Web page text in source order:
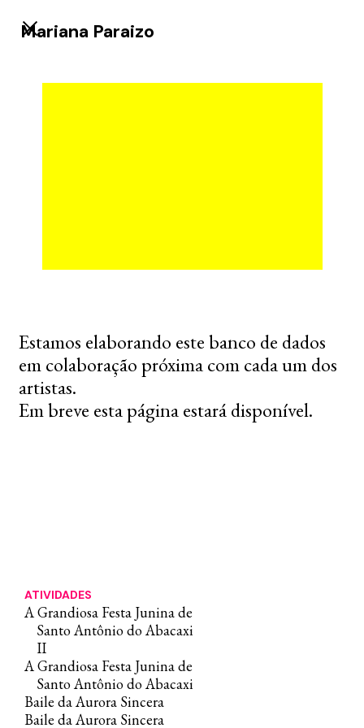
Mariana Paraizo
ATIVIDADES
A Grandiosa Festa Junina de
Santo Antônio do Abacaxi
II
A Grandiosa Festa Junina de
Santo Antônio do Abacaxi
Baile da Aurora Sincera
Baile da Aurora Sincera
Estamos elaborando este banco de dados
em colaboração próxima com cada um dos
artistas.
Em breve esta página estará disponível.